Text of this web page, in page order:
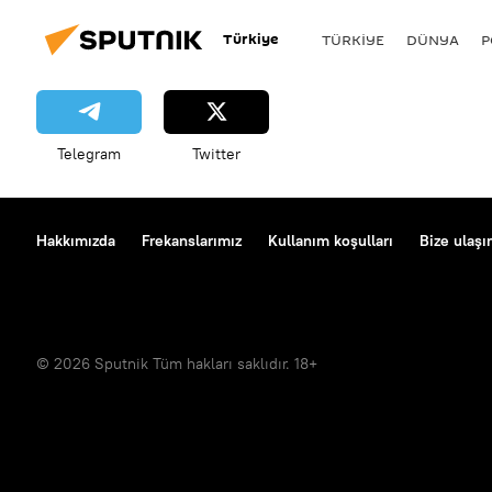
Türkiye TÜRKIYE DÜNYA
Telegram Twitter
Hakkımızda Frekanslarımız Kullanım koşulları Bize
© 2026 Sputnik Tüm hakları saklıdır. 18+